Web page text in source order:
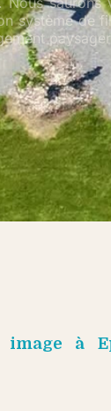
système de
à